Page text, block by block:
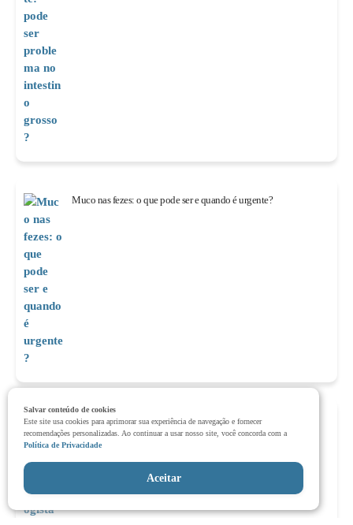
Salvar conteúdo de cookies
Este site usa cookies para aprimorar sua experiência de navegação e fornecer
recomendações personalizadas. Ao continuar a usar nosso site, você concorda com a
Política de Privacidade
Aceitar
Muco nas fezes: o que pode ser e quando é urgente?
Primeira consulta com o proctologista: como é o exame e o que
levar